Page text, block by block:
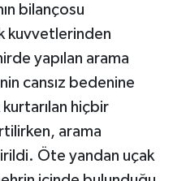
bilançosu
kuvvetlerinden
yapılan arama
cansız bedenine
kurtarılan hiçbir
arama
Öte yandan uçak